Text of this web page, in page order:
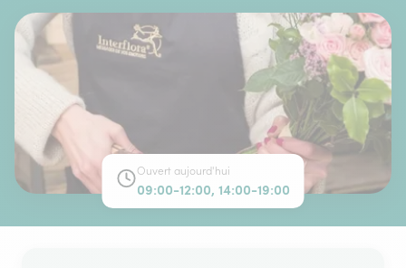
Ouvert aujourd'hui
09:00-12:00, 14:00-19:00